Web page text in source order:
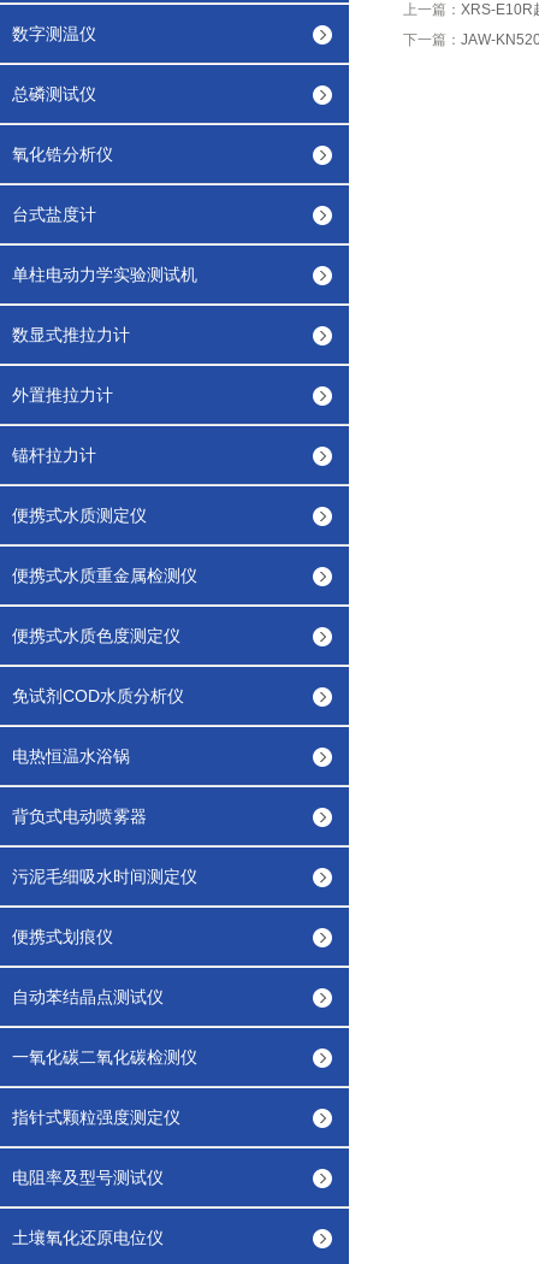
数字测温仪
总磷测试仪
氧化锆分析仪
台式盐度计
单柱电动力学实验测试机
数显式推拉力计
外置推拉力计
锚杆拉力计
便携式水质测定仪
便携式水质重金属检测仪
便携式水质色度测定仪
免试剂COD水质分析仪
电热恒温水浴锅
背负式电动喷雾器
污泥毛细吸水时间测定仪
便携式划痕仪
自动苯结晶点测试仪
一氧化碳二氧化碳检测仪
指针式颗粒强度测定仪
电阻率及型号测试仪
土壤氧化还原电位仪
上一篇： XRS-E10R
下一篇： JAW-